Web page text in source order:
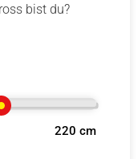
bist du?
220 cm